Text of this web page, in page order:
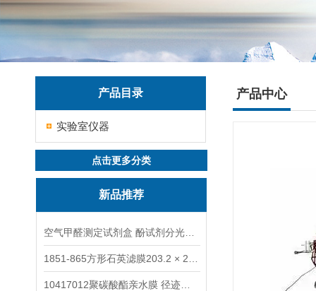
产品目录
实验室仪器
点击更多分类
新品推荐
产品中心